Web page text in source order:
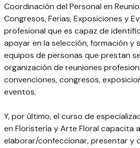
Coordinación del Personal en
Congresos, Ferias, Exposiciones y
profesional que es capaz de
apoyar en la selección, formación y
equipos de personas que prestan
organización de reuniones
convenciones, congresos,
eventos.
Y, por último, el curso de
en Floristería y Arte Floral capacita
elaborar/confeccionar, presentar y